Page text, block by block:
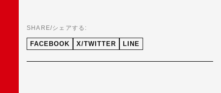
SHARE/シェアする:
FACEBOOK X/TWITTER LINE